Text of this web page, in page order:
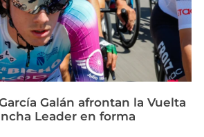
Galán afrontan la Vuelta
Leader en forma